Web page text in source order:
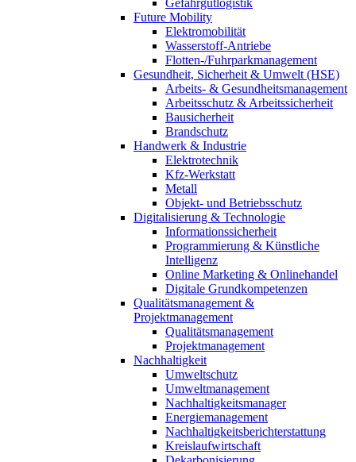
Future Mobility
Elektromobilität
Wasserstoff-Antriebe
Flotten-/Fuhrparkmanagement
Gesundheit, Sicherheit & Umwelt (HSE)
Arbeits- & Gesundheitsmanagement
Arbeitsschutz & Arbeitssicherheit
Bausicherheit
Brandschutz
Handwerk & Industrie
Elektrotechnik
Kfz-Werkstatt
Metall
Objekt- und Betriebsschutz
Digitalisierung & Technologie
Informationssicherheit
Programmierung & Künstliche
Intelligenz
Online Marketing & Onlinehandel
Digitale Grundkompetenzen
Qualitätsmanagement &
Projektmanagement
Qualitätsmanagement
Projektmanagement
Nachhaltigkeit
Umweltschutz
Umweltmanagement
Nachhaltigkeitsmanager
Energiemanagement
Nachhaltigkeitsberichterstattung
Kreislaufwirtschaft